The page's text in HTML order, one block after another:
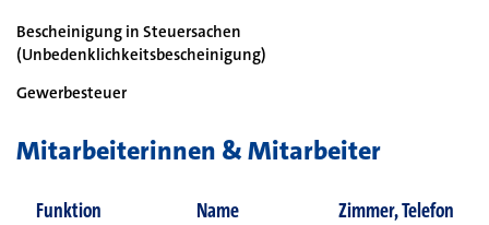
Bescheinigung in Steuersachen
(Unbedenklichkeitsbescheinigung)
Gewerbesteuer
Mitarbeiterinnen & Mitarbeiter
Funktion Name
Zimmer, Telefon